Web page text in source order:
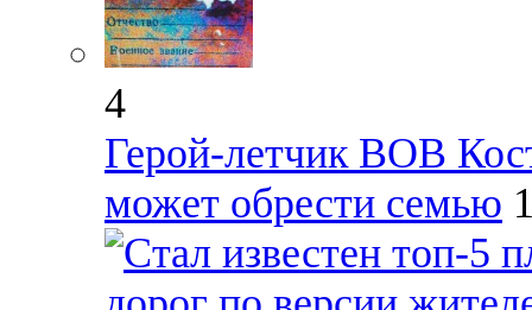
4
Герой-летчик ВОВ
может обрести семью